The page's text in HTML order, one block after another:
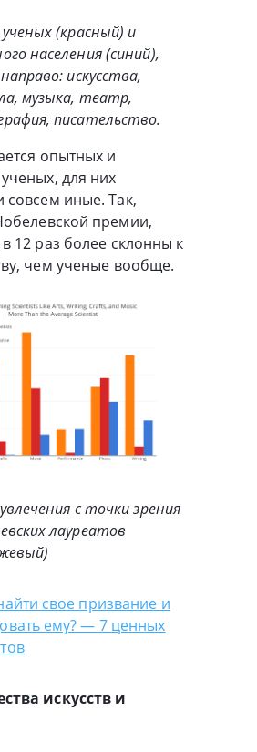
(красный) и
населения (синий),
искусства,
музыка, театр,
писательство.
опытных и
для них
совсем иные. Так,
премии,
12 раз более склонны к
чем ученые вообще.
с точки зрения
лауреатов
свое призвание и
ему? — 7 ценных
искусств и